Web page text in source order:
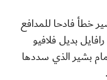
خطأ فادحا للمدافع
بديل فلافيو
بشير الذي سددها